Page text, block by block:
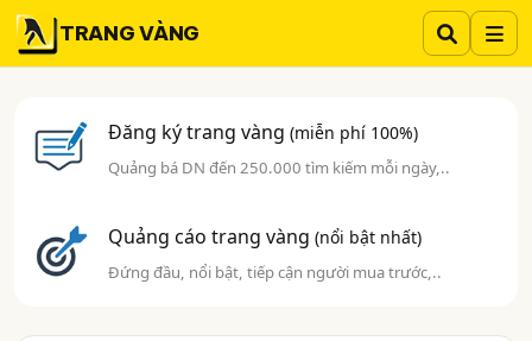
TRANG VÀNG
Đăng ký trang vàng(miễn phí 100%)
Quảng bá DN đến 250.000 tìm kiếm mỗi ngày,..
Quảng cáo trang vàng(nổi bật nhất)
Đứng đầu, nổi bật, tiếp cận người mua trước,..